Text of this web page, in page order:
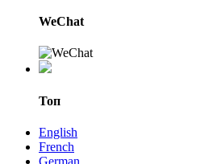
WeChat
Топ
English
French
German